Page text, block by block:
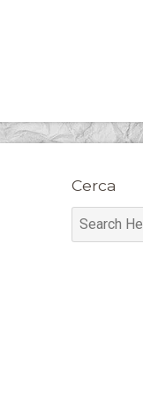
Cerca